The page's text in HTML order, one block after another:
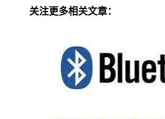
关注更多相关文章：